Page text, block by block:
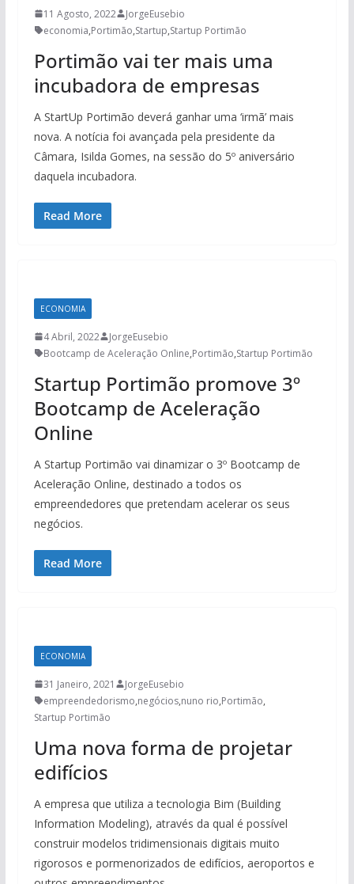
11 Agosto, 2022
JorgeEusebio
economia,Portimão,Startup,Startup Portimão
Portimão vai ter mais uma
incubadora de empresas
A StartUp Portimão deverá ganhar uma ‘irmã’ mais
nova. A notícia foi avançada pela presidente da
Câmara, Isilda Gomes, na sessão do 5º aniversário
daquela incubadora.
Read More
ECONOMIA
4 Abril, 2022
JorgeEusebio
Bootcamp de Aceleração Online,Portimão,Startup Portimão
Startup Portimão promove 3º
Bootcamp de Aceleração
Online
A Startup Portimão vai dinamizar o 3º Bootcamp de
Aceleração Online, destinado a todos os
empreendedores que pretendam acelerar os seus
negócios.
Read More
ECONOMIA
31 Janeiro, 2021
JorgeEusebio
empreendedorismo,negócios,nuno rio,Portimão,
Startup Portimão
Uma nova forma de projetar
edifícios
A empresa que utiliza a tecnologia Bim (Building
Information Modeling), através da qual é possível
construir modelos tridimensionais digitais muito
rigorosos e pormenorizados de edifícios, aeroportos e